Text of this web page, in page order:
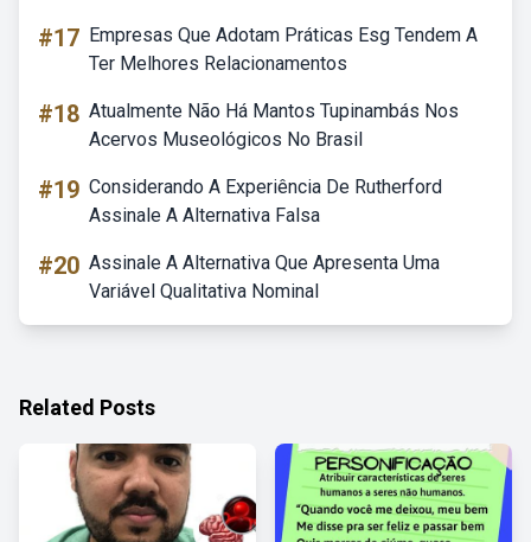
#17 Empresas Que Adotam Práticas Esg Tendem A
Ter Melhores Relacionamentos
#18 Atualmente Não Há Mantos Tupinambás Nos
Acervos Museológicos No Brasil
#19 Considerando A Experiência De Rutherford
Assinale A Alternativa Falsa
#20 Assinale A Alternativa Que Apresenta Uma
Variável Qualitativa Nominal
Related Posts